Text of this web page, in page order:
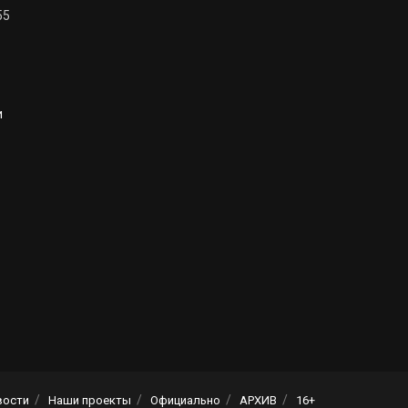
Наши проекты Официально АРХИВ 16+